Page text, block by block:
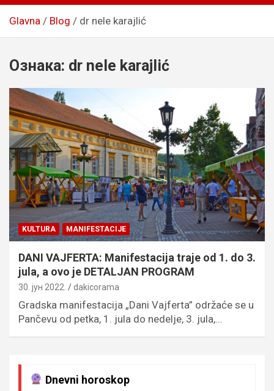
Glavna Blog dr nele karajlić
Ознака: dr nele karajlić
KULTURA MANIFESTACIJE
DANI VAJFERTA: Manifestacija traje od 1. do 3.
jula, a ovo je DETALJAN PROGRAM
30. јун 2022. dakicorama
Gradska manifestacija „Dani Vajferta” održaće se u
Pančevu od petka, 1. jula do nedelje, 3. jula,…
Dnevni horoskop